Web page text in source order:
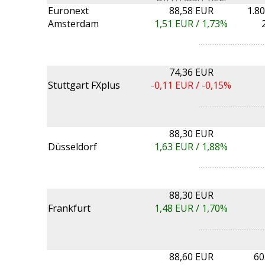
Euronext
Amsterdam
88,58 EUR
1,51 EUR / 1,73%
Stuttgart FXplus
74,36 EUR
-0,11 EUR / -0,15%
Düsseldorf
88,30 EUR
1,63 EUR / 1,88%
Frankfurt
88,30 EUR
1,48 EUR / 1,70%
88,60 EUR